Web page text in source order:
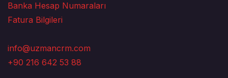
Banka Hesap Numaraları
Fatura Bilgileri
info@uzmancrm.com
+90 216 642 53 88